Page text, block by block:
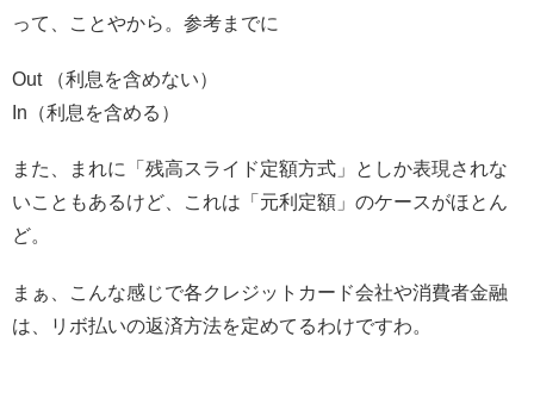
って、ことやから。参考までに
Out （利息を含めない）
In（利息を含める）
また、まれに「残高スライド定額方式」としか表現されな
いこともあるけど、これは「元利定額」のケースがほとん
ど。
まぁ、こんな感じで各クレジットカード会社や消費者金融
は、リボ払いの返済方法を定めてるわけですわ。